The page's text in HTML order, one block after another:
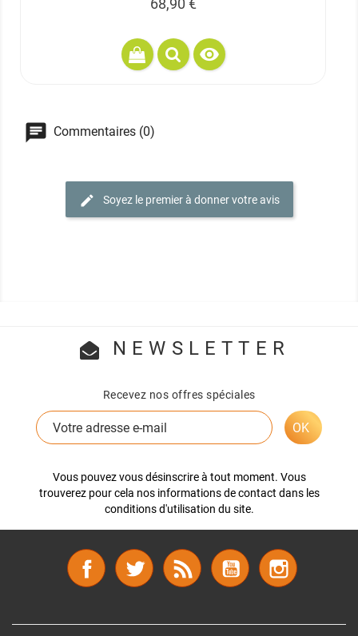
68,90 €

Commentaires (0)
Soyez le premier à donner votre avis
NEWSLETTER
Recevez nos offres spéciales
Vous pouvez vous désinscrire à tout moment. Vous
trouverez pour cela nos informations de contact dans les
conditions d'utilisation du site.
Facebook Twitter Rss YouTube